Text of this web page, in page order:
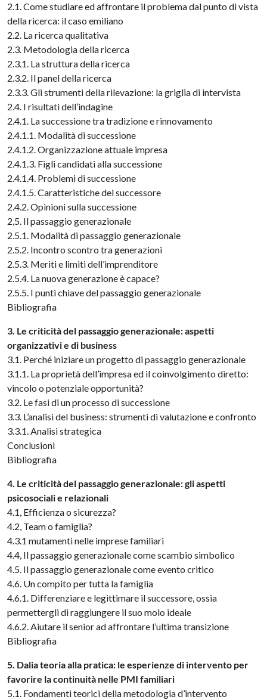
2.1. Come studiare ed affrontare il problema dal punto di vista
della ricerca: il caso emiliano
2.2. La ricerca qualitativa
2.3. Metodologia della ricerca
2.3.1. La struttura della ricerca
2.3.2. Il panel della ricerca
2.3.3. Gli strumenti della rilevazione: la griglia di intervista
2.4. I risultati dell’indagine
2.4.1. La successione tra tradizione e rinnovamento
2.4.1.1. Modalità di successione
2.4.1.2. Organizzazione attuale impresa
2.4.1.3. Figli candidati alla successione
2.4.1.4. Problemi di successione
2.4.1.5. Caratteristiche del successore
2.4.2. Opinioni sulla successione
2,5. Il passaggio generazionale
2.5.1. Modalità di passaggio generazionale
2.5.2. Incontro scontro tra generazioni
2.5.3. Meriti e limiti dell’imprenditore
2.5.4. La nuova generazione è capace?
2.5.5. I punti chiave del passaggio generazionale
Bibliografia
3. Le criticità del passaggio generazionale: aspetti
organizzativi e di business
3.1. Perché iniziare un progetto di passaggio generazionale
3.1.1. La proprietà dell’impresa ed il coinvolgimento diretto:
vincolo o potenziale opportunità?
3.2. Le fasi di un processo di successione
3.3. L’analisi del business: strumenti di valutazione e confronto
3.3.1. Analisi strategica
Conclusioni
Bibliografia
4. Le criticità del passaggio generazionale: gli aspetti
psicosociali e relazionali
4.1, Efficienza o sicurezza?
4.2, Team o famiglia?
4.3.1 mutamenti nelle imprese familiari
4.4, Il passaggio generazionale come scambio simbolico
4.5. Il passaggio generazionale come evento critico
4.6. Un compito per tutta la famiglia
4.6.1. Differenziare e legittimare il successore, ossia
permettergli di raggiungere il suo molo ideale
4.6.2. Aiutare il senior ad affrontare l’ultima transizione
Bibliografia
5. Dalia teoria alla pratica: le esperienze di intervento per
favorire la continuità nelle PMI familiari
5.1. Fondamenti teorici della metodologia d’intervento